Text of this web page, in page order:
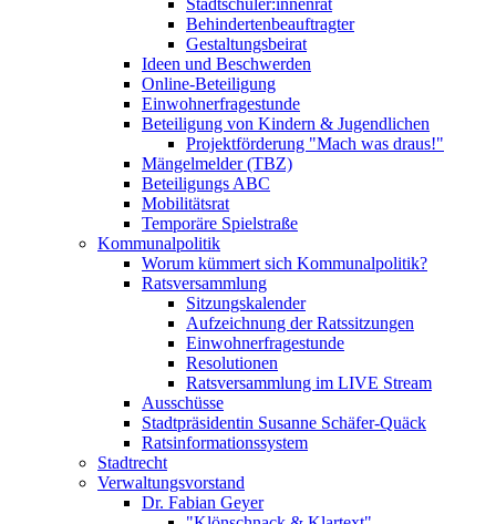
Stadtschüler:innenrat
Behindertenbeauftragter
Gestaltungsbeirat
Ideen und Beschwerden
Online-Beteiligung
Einwohnerfragestunde
Beteiligung von Kindern & Jugendlichen
Projektförderung "Mach was draus!"
Mängelmelder (TBZ)
Beteiligungs ABC
Mobilitätsrat
Temporäre Spielstraße
Kommunalpolitik
Worum kümmert sich Kommunalpolitik?
Ratsversammlung
Sitzungskalender
Aufzeichnung der Ratssitzungen
Einwohnerfragestunde
Resolutionen
Ratsversammlung im LIVE Stream
Ausschüsse
Stadtpräsidentin Susanne Schäfer-Quäck
Ratsinformationssystem
Stadtrecht
Verwaltungsvorstand
Dr. Fabian Geyer